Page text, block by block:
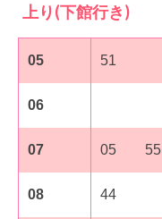
採用情報
お問い合わせ
上り(下館行き)
05 51
06
07 05 55
08 44